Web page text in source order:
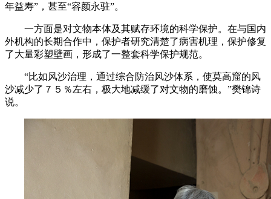
年益寿”，甚至“容颜永驻”。
一方面是对文物本体及其赋存环境的科学保护。在与国内
外机构的长期合作中，保护者研究清楚了病害机理，保护修复
了大量彩塑壁画，形成了一整套科学保护规范。
“比如风沙治理，通过综合防治风沙体系，使莫高窟的风
沙减少了７５％左右，极大地减缓了对文物的磨蚀。”樊锦诗
说。